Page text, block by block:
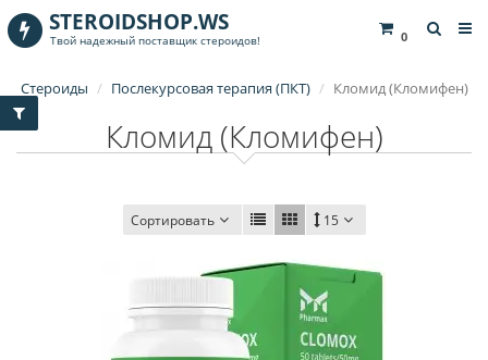
0
STEROIDSHOP.WS
Твой надежный поставщик стероидов!
Стероиды Послекурсовая терапия (ПКТ) Кломид (Кломифен)
Кломид (Кломифен)
Сортировать 15